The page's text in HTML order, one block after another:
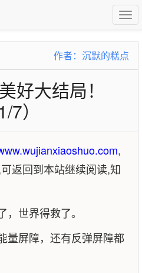
作者：沉默的糕点
好大结局！
7）
,
返回到本站继续阅读,知
，世界得救了。
量屏障，还有反弹屏障都